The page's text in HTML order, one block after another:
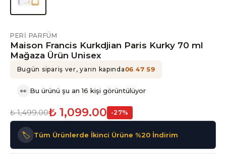
PERI PARFÜM
Maison Francis Kurkdjian Paris Kurky 70 ml
Mağaza Ürün Unisex
Bugün sipariş ver, yarın kapında06:47:59
👀 Bu ürünü şu an 16 kişi görüntülüyor
₺ 1,499.00₺ 1,099.00 -27%
🏷️ Tüm Ürünlerde İkinci Ürüne %20 İndirim